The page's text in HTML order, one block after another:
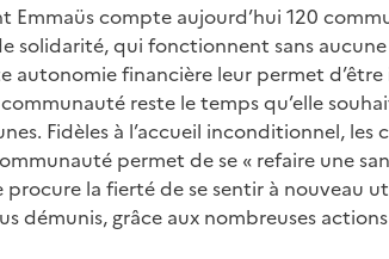
Emmaüs compte aujourd’hui 120
solidarité, qui fonctionnent sans
autonomie financière leur permet
reste le temps qu’elle
Fidèles à l’accueil inconditionnel,
permet de se « refaire une
procure la fierté de se sentir à nouveau
démunis, grâce aux nombreuses